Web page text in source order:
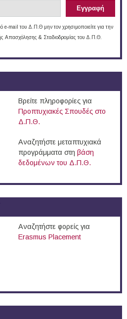
e-mail του Δ.Π.Θ μην τον χρησιμοποιείτε για την
Απασχόλησης & Σταδιοδρομίας του Δ.Π.Θ.
Βρείτε πληροφορίες για
Προπτυχιακές Σπουδές στο
Δ.Π.Θ.
Αναζητήστε μεταπτυχιακά
προγράμματα στη βάση
δεδομένων του Δ.Π.Θ.
Αναζητήστε φορείς για
Erasmus Placement